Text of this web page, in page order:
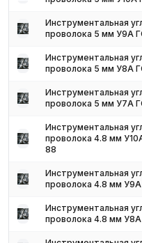
Проволока для наплавки
Мелкий калиброванный
Условия поставки
Наличие на складе в
Резка в размер,
Сертификат ГОСТ 5950-
Инструментальная
проволока 5 мм У9А
Инструментальная
проволока 5 мм У8А
Инструментальная
проволока 5 мм У7А
Инструментальная
проволока 4.8 мм
88
Инструментальная
проволока 4.8 мм
Инструментальная
проволока 4.8 мм